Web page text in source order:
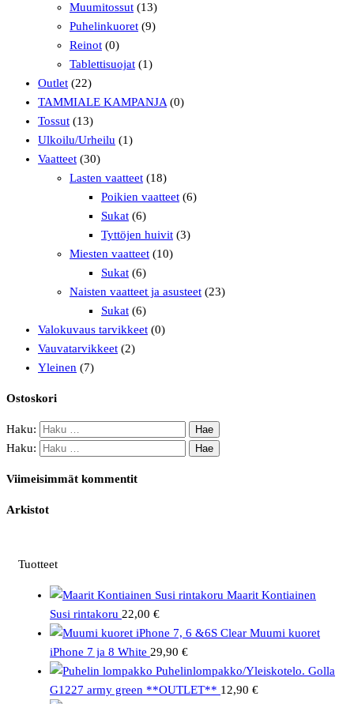
Muumitossut (13)
Puhelinkuoret (9)
Reinot (0)
Tablettisuojat (1)
Outlet (22)
TAMMIALE KAMPANJA (0)
Tossut (13)
Ulkoilu/Urheilu (1)
Vaatteet (30)
Lasten vaatteet (18)
Poikien vaatteet (6)
Sukat (6)
Tyttöjen huivit (3)
Miesten vaatteet (10)
Sukat (6)
Naisten vaatteet ja asusteet (23)
Sukat (6)
Valokuvaus tarvikkeet (0)
Vauvatarvikkeet (2)
Yleinen (7)
Ostoskori
Haku:
Haku:
Viimeisimmät kommentit
Arkistot
Tuotteet
Maarit Kontiainen
Susi rintakoru 22,00 €
Muumi kuoret
iPhone 7 ja 8 White 29,90 €
Puhelinlompakko/Yleiskotelo. Golla
G1227 army green **OUTLET** 12,90 €